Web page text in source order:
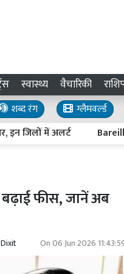
स्वास्थ्य वैचारिकी
शब्द रंग
ग्लैमवर्ल्ड
में अलर्ट Bareilly
फीस, जानें अब
On06 Jun 2026